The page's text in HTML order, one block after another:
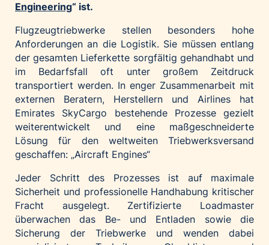
Polestar
REXEL Austria
Starbucks
Superbrands Austria
Tante Fanny
Vollpension
win2day
Wolt
woom bikes
Kontakt
Engineering“ ist.
Flugzeugtriebwerke stellen besonders hohe
Anforderungen an die Logistik. Sie müssen entlang
der gesamten Lieferkette sorgfältig gehandhabt und
im Bedarfsfall oft unter großem Zeitdruck
transportiert werden. In enger Zusammenarbeit mit
externen Beratern, Herstellern und Airlines hat
Emirates SkyCargo bestehende Prozesse gezielt
weiterentwickelt und eine maßgeschneiderte
Lösung für den weltweiten Triebwerksversand
geschaffen: „Aircraft Engines“
Jeder Schritt des Prozesses ist auf maximale
Sicherheit und professionelle Handhabung kritischer
Fracht ausgelegt. Zertifizierte Loadmaster
überwachen das Be- und Entladen sowie die
Sicherung der Triebwerke und wenden dabei